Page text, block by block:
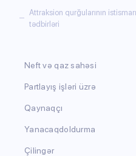
Attraksion qurğularının
tədbirləri
Neft və qaz sahəsi
Partlayış işləri üzrə
Qaynaqçı
Yanacaqdoldurma
Çilingər